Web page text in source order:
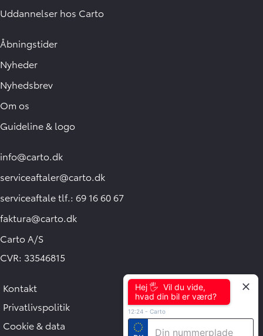
Uddannelser hos Carto
Åbningstider
Nyheder
Nyhedsbrev
Om os
Guideline & logo
info@carto.dk
serviceaftaler@carto.dk
serviceaftale tlf.: 69 16 60 67
faktura@carto.dk
Carto A/S
CVR: 33546815
Kontakt
Privatlivspolitik
Cookie & data
Hej 🖐 Vil du vide,
hvad din bil er værd?
12:24 - Carto